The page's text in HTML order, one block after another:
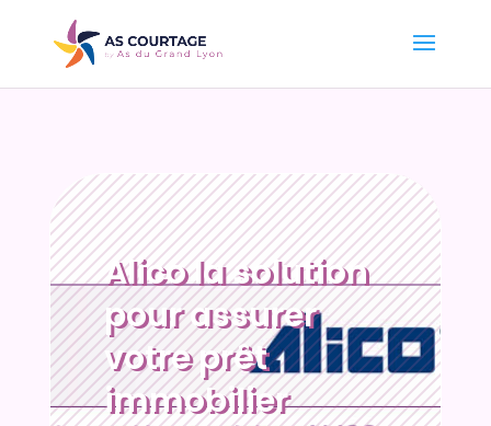
Alico la solution
pour assurer
votre prêt
immobilier